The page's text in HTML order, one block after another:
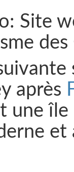
Site
après
une